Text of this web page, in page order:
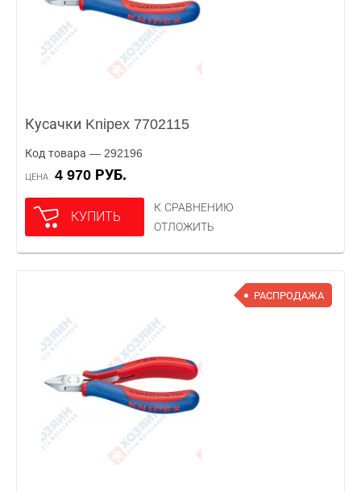
Кусачки Knipex 7702115
Код товара — 292196
ЦЕНА 4 970 РУБ.
КУПИТЬ
К СРАВНЕНИЮ
ОТЛОЖИТЬ
РАСПРОДАЖА